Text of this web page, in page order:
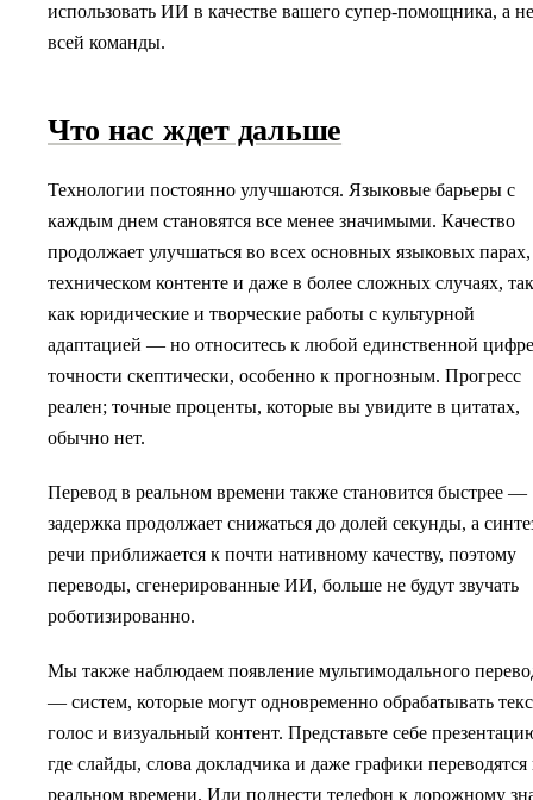
использовать ИИ в качестве вашего супер-помощника, а не
всей команды.
Что нас ждет дальше
Технологии постоянно улучшаются. Языковые барьеры с
каждым днем становятся все менее значимыми. Качество
продолжает улучшаться во всех основных языковых парах,
техническом контенте и даже в более сложных случаях,
как юридические и творческие работы с культурной
адаптацией — но относитесь к любой единственной цифре
точности скептически, особенно к прогнозным. Прогресс
реален; точные проценты, которые вы увидите в цитатах,
обычно нет.
Перевод в реальном времени также становится быстрее —
задержка продолжает снижаться до долей секунды, а
речи приближается к почти нативному качеству, поэтому
переводы, сгенерированные ИИ, больше не будут звучать
роботизированно.
Мы также наблюдаем появление мультимодального
— систем, которые могут одновременно обрабатывать
голос и визуальный контент. Представьте себе
где слайды, слова докладчика и даже графики переводятся
реальном времени. Или поднести телефон к дорожному